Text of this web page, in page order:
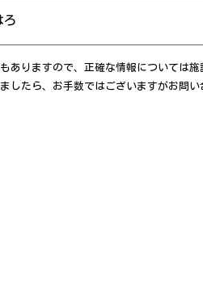
ろ
りますので、正確な情報については施
したら、お手数ではございますがお問